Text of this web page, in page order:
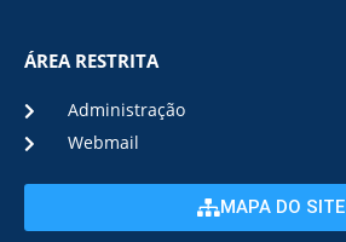
ÁREA RESTRITA
Administração
Webmail
MAPA DO SITE